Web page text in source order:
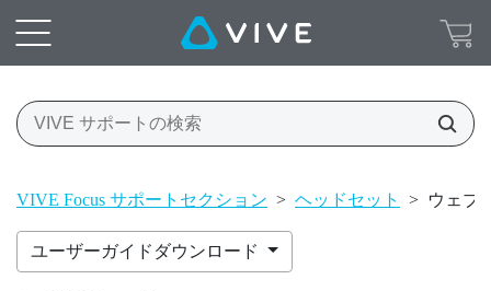
VIVE Focus サポートセクション > ヘッドセット > ウェブ
ユーザーガイドダウンロード